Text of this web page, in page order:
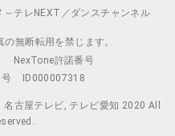
テレNEXT／ダンスチャンネル
無断転用を禁じます。
NexTone許諾番号
ID000007318
古屋テレビ, テレビ愛知 2020 All